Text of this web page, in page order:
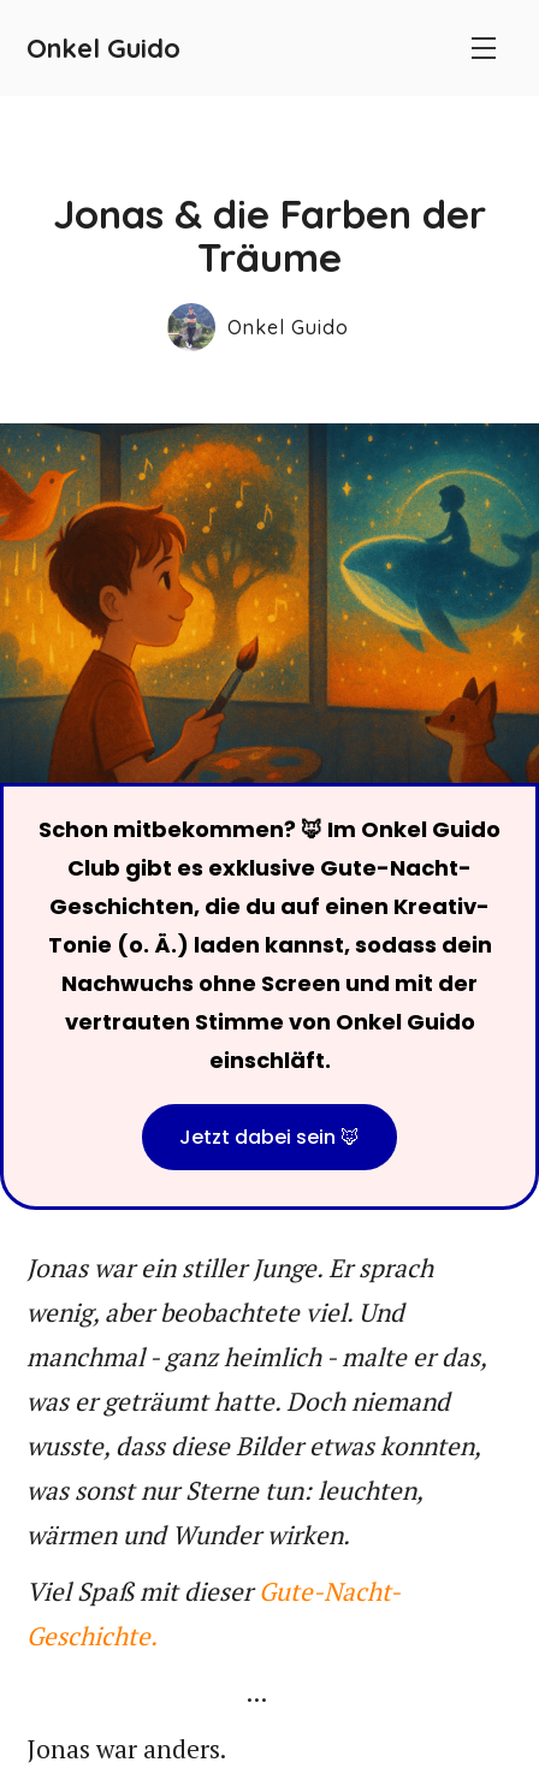
Onkel Guido
Jonas & die Farben der
Träume
Onkel Guido
Schon mitbekommen? 🦊 Im Onkel Guido
Club gibt es exklusive Gute-Nacht-
Geschichten, die du auf einen Kreativ-
Tonie (o. Ä.) laden kannst, sodass dein
Nachwuchs ohne Screen und mit der
vertrauten Stimme von Onkel Guido
einschläft.
Jetzt dabei sein 🦊
Jonas war ein stiller Junge. Er sprach
wenig, aber beobachtete viel. Und
manchmal - ganz heimlich - malte er das,
was er geträumt hatte. Doch niemand
wusste, dass diese Bilder etwas konnten,
was sonst nur Sterne tun: leuchten,
wärmen und Wunder wirken.
Viel Spaß mit dieserGute-Nacht-
Geschichte.
...
Jonas war anders.